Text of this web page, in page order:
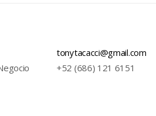
tonytacacci@gmail.com
+52 (686) 121 6151